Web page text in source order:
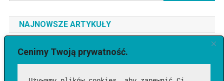
Cenimy Twoją prywatność.
NAJNOWSZE ARTYKUŁY
Jaki telefon do 3500 zł wybrać? Ranking najlepszych modeli
[2026]